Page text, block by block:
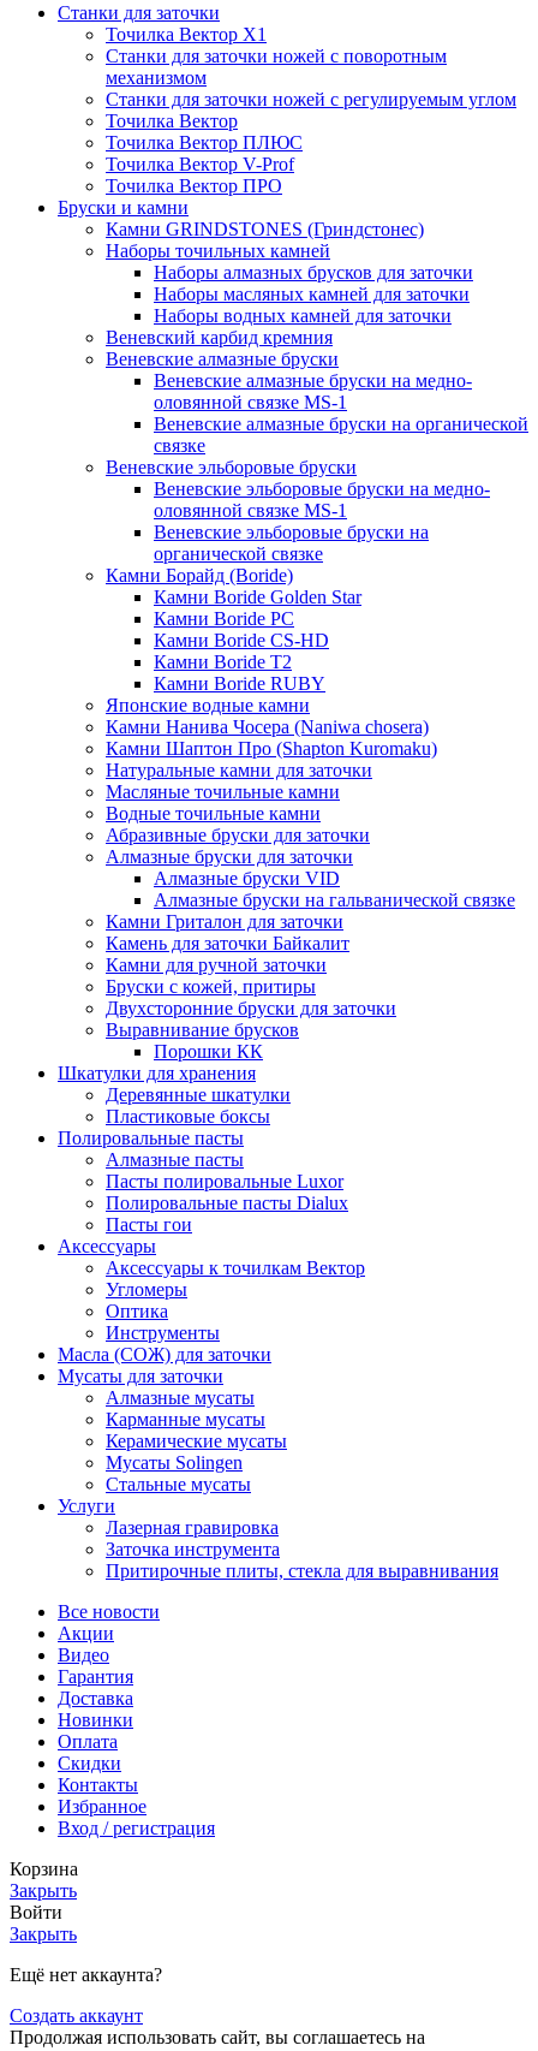
Станки для заточки
Точилка Вектор X1
Станки для заточки ножей с поворотным
механизмом
Станки для заточки ножей с регулируемым углом
Точилка Вектор
Точилка Вектор ПЛЮС
Точилка Вектор V-Prof
Точилка Вектор ПРО
Бруски и камни
Камни GRINDSTONES (Гриндстонес)
Наборы точильных камней
Наборы алмазных брусков для заточки
Наборы масляных камней для заточки
Наборы водных камней для заточки
Веневский карбид кремния
Веневские алмазные бруски
Веневские алмазные бруски на медно-
оловянной связке MS-1
Веневские алмазные бруски на органической
связке
Веневские эльборовые бруски
Веневские эльборовые бруски на медно-
оловянной связке MS-1
Веневские эльборовые бруски на
органической связке
Камни Борайд (Boride)
Камни Boride Golden Star
Камни Boride PC
Камни Boride CS-HD
Камни Boride T2
Камни Boride RUBY
Японские водные камни
Камни Нанива Чосера (Naniwa chosera)
Камни Шаптон Про (Shapton Kuromaku)
Натуральные камни для заточки
Масляные точильные камни
Водные точильные камни
Абразивные бруски для заточки
Алмазные бруски для заточки
Алмазные бруски VID
Алмазные бруски на гальванической связке
Камни Гриталон для заточки
Камень для заточки Байкалит
Камни для ручной заточки
Бруски с кожей, притиры
Двухсторонние бруски для заточки
Выравнивание брусков
Порошки КК
Шкатулки для хранения
Деревянные шкатулки
Пластиковые боксы
Полировальные пасты
Алмазные пасты
Пасты полировальные Luxor
Полировальные пасты Dialux
Пасты гои
Аксессуары
Аксессуары к точилкам Вектор
Угломеры
Оптика
Инструменты
Масла (СОЖ) для заточки
Мусаты для заточки
Алмазные мусаты
Карманные мусаты
Керамические мусаты
Мусаты Solingen
Стальные мусаты
Услуги
Лазерная гравировка
Заточка инструмента
Притирочные плиты, стекла для выравнивания
Все новости
Акции
Видео
Гарантия
Доставка
Новинки
Оплата
Скидки
Контакты
Избранное
Вход / регистрация
Корзина
Закрыть
Войти
Закрыть
Ещё нет аккаунта?
Создать аккаунт
Продолжая использовать сайт, вы соглашаетесь на